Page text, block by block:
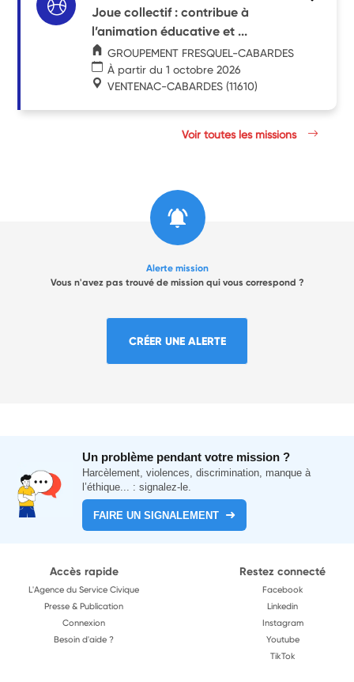
Joue collectif : contribue à
l’animation éducative et ...
GROUPEMENT FRESQUEL-CABARDES
À partir du 1 octobre 2026
VENTENAC-CABARDES (11610)
Voir toutes les missions
Alerte mission
Vous n'avez pas trouvé de mission qui vous correspond ?
CRÉER UNE ALERTE
Un problème pendant votre mission ?
Harcèlement, violences, discrimination, manque à
l’éthique... : signalez-le.
FAIRE UN SIGNALEMENT
Accès rapide
L'Agence du Service Civique
Presse & Publication
Connexion
Besoin d'aide ?
Restez connecté
Facebook
Linkedin
Instagram
Youtube
TikTok